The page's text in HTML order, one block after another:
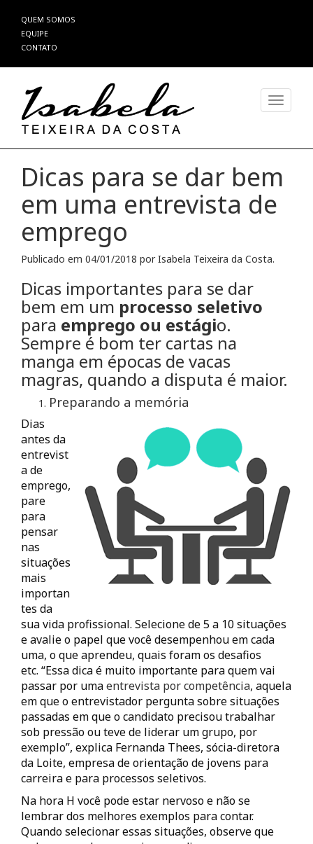
Pular
para
o
QUEM SOMOS
EQUIPE
CONTATO
Dicas para se dar bem
em uma entrevista de
emprego
Publicado em 04/01/2018 porIsabela Teixeira da Costa.
Dicas importantes para se dar
bem em um processo seletivo
para emprego ou estágio.
Sempre é bom ter cartas na
manga em épocas de vacas
magras, quando a disputa é maior.
Preparando a memória
Dias
antes da
entrevist
a de
emprego,
pare
para
pensar
nas
situações
mais
importan
tes da
sua vida profissional. Selecione de 5 a 10 situações
e avalie o papel que você desempenhou em cada
uma, o que aprendeu, quais foram os desafios
etc. “Essa dica é muito importante para quem vai
passar por umaentrevista por competência, aquela
em que o entrevistador pergunta sobre situações
passadas em que o candidato precisou trabalhar
sob pressão ou teve de liderar um grupo, por
exemplo”, explica Fernanda Thees, sócia-diretora
da Loite, empresa de orientação de jovens para
carreira e para processos seletivos.
Na hora H você pode estar nervoso e não se
lembrar dos melhores exemplos para contar.
Quando selecionar essas situações, observe que